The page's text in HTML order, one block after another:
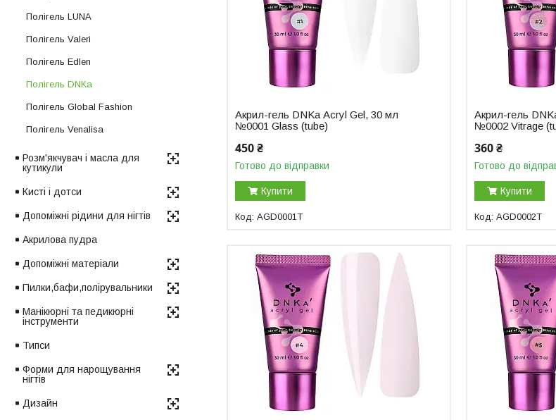
Акрил-гель DNKa Аcryl Gel, 30 мл
№0001 Glass (tube)
450 ₴
Готово до відправки
Купити
AGD0001T
Акрил-гель
№0002 Vitrage
360 ₴
Готово до
Купити
AGD0002T
Полігель LUNA
Полігель Valeri
Полігель Edlen
Полігель DNKa
Полігель Global Fashion
Полігель Venalisa
Розм'якчувач і масла для
кутикули
Кисті і дотси
Допоміжні рідини для нігтів
Акрилова пудра
Допоміжні матеріали
Пилки,бафи,полірувальники
Манікюрні та педикюрні
інструменти
Типси
Форми для нарощування
нігтів
Дизайн